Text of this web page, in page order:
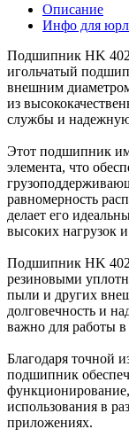
Описание
Инфо для
Подшипник HK
игольчатый
внешним
из
службы и надежную
Этот подшипник
элемента, что
равномерность
делает его
высоких нагрузок
Подшипник HK
резиновыми
пыли и других
долговечность и
важно для работы в
Благодаря точной
подшипник
использования в
приложениях.